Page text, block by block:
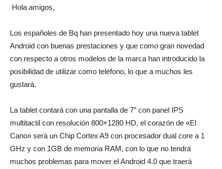
Hola amigos,
Los españoles de Bq han presentado hoy una nueva tablet
Android con buenas prestaciones y que como gran novedad
con respecto a otros modelos de la marca han introducido la
posibilidad de utilizar como teléfono, lo que a muchos les
gustará.
La tablet contará con una pantalla de 7″ con panel IPS
multitactil con resolución 800×1280 HD, el corazón de «El
Cano» será un Chip Cortex A9 con procesador dual core a 1
GHz y con 1GB de memoria RAM, con lo que no tendrá
muchos problemas para mover el Android 4.0 que traerá